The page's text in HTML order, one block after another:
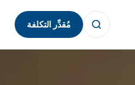
مُقدِّر التكلفة